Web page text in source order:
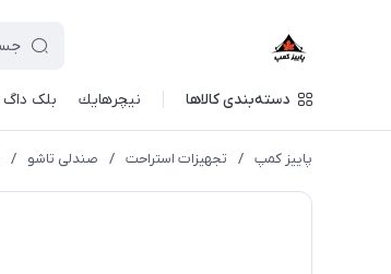
دسته‌بندی کالاها نيچرهايك بلک داگ
پاییز کمپ / تجهیزات استراحت / صندلی تاشو /